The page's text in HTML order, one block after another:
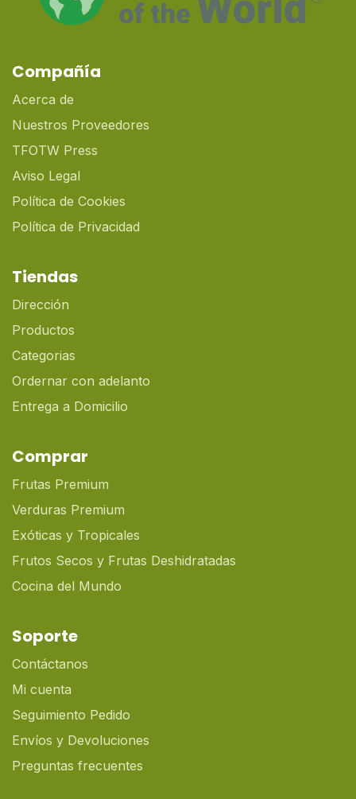
Compañía
Acerca de
Nuestros Proveedores
TFOTW Press
Aviso Legal
Política de Cookies
Política de Privacidad
Tiendas
Dirección
Productos
Categorias
Ordernar con adelanto
Entrega a Domicilio
Comprar
Frutas Premium
Verduras Premium
Exóticas y Tropicales
Frutos Secos y Frutas Deshidratadas
Cocina del Mundo
Soporte
Contáctanos
Mi cuenta
Seguimiento Pedido
Envíos y Devoluciones
Preguntas frecuentes